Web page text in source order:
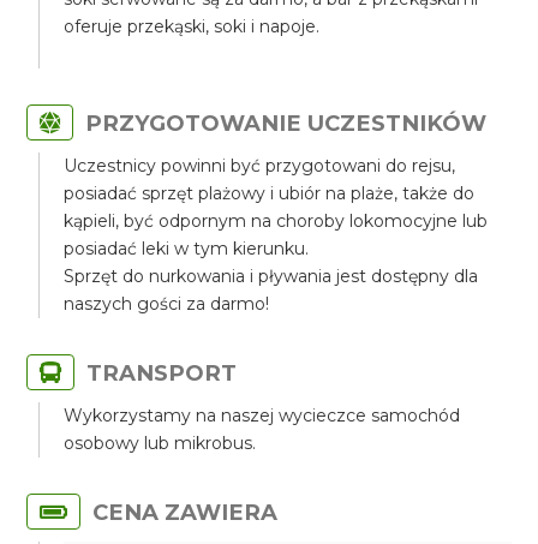
oferuje przekąski, soki i napoje.
PRZYGOTOWANIE UCZESTNIKÓW
Uczestnicy powinni być przygotowani do rejsu,
posiadać sprzęt plażowy i ubiór na plaże, także do
kąpieli, być odpornym na choroby lokomocyjne lub
posiadać leki w tym kierunku.
Sprzęt do nurkowania i pływania jest dostępny dla
naszych gości za darmo!
TRANSPORT
Wykorzystamy na naszej wycieczce samochód
osobowy lub mikrobus.
CENA ZAWIERA